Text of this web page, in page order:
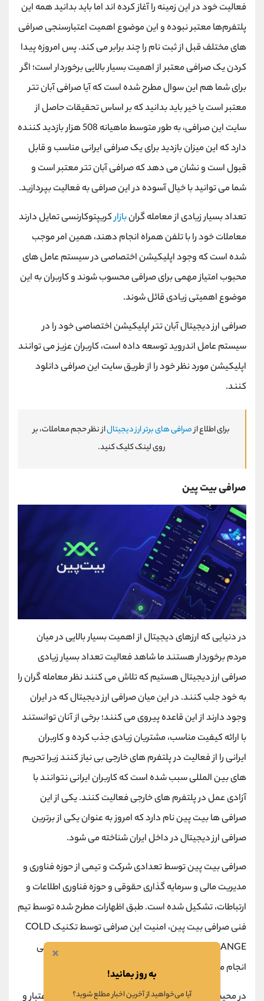
فعالیت خود در این زمینه را آغاز کرده اند اما باید بدانید همه این
پلتفرم‌ها معتبر نبوده و این موضوع اهمیت اعتبارسنجی صرافی
‌‌های مختلف قبل از ثبت نام را چند برابر می ‌کند. پس امروزه پیدا
کردن یک صرافی معتبر از اهمیت بسیار بالایی برخوردار است؛ اگر
برای شما هم این سوال مطرح شده است که آیا صرافی آبان تتر
معتبر است یا خیر باید بدانید که بر اساس تحقیقات حاصل از
سایت این صرافی، به طور متوسط ماهیانه 508 هزار بازدید کننده
دارد که این میزان بازدید برای یک صرافی ایرانی مناسب و قابل
قبول است و نشان می دهد که صرافی آبان تتر معتبر است و
شما می توانید با خیال آسوده در این صرافی به فعالیت بپردازید.
تعداد بسیار زیادی از معامله‌ گرانبازارکریپتوکارنسی تمایل دارند
معاملات خود را با تلفن همراه انجام دهند، همین امر موجب
شده است که وجود اپلیکیشن اختصاصی در سیستم عامل ‌‌های
محبوب امتیاز مهمی برای صرافی محسوب شوند و کاربران به این
موضوع اهمیتی زیادی قائل شوند.
صرافی ارز دیجیتال آبان تتر اپلیکیشن اختصاصی خود را در
سیستم عامل اندروید توسعه داده است، کاربران عزیز می‌ توانند
اپلیکیشن مورد نظر خود را از طریق سایت این صرافی دانلود
کنند.
برای اطلاع ازصرافی های برتر ارز دیجیتالاز نظر حجم معاملات، بر
روی لینک کلیک کنید.
صرافی بیت پین
در دنیایی که ارزهای دیجیتال از اهمیت بسیار بالایی در میان
مردم برخوردار هستند ما شاهد فعالیت تعداد بسیار زیادی
صرافی ارز دیجیتال هستیم که تلاش می کنند نظر معامله گران را
به خود جلب کنند. در این میان صرافی ارز دیجیتال که در ایران
وجود دارند از این قاعده پیروی می کنند؛ برخی از آنان توانستند
با ارائه کیفیت مناسب، مشتریان زیادی جذب کرده و کاربران
ایرانی را از فعالیت در پلتفرم‌ های خارجی بی‌ نیاز کنند زیرا تحریم
های بین المللی سبب شده است که کاربران ایرانی نتوانند با
آزادی عمل در پلتفرم های خارجی فعالیت کنند. یکی از این
صرافی ‌ها بیت پین نام دارد که امروز به عنوان یکی از برترین
صرافی ارز دیجیتال در داخل ایران شناخته می شود.
صرافی بیت پین توسط تعدادی شرکت و تیمی از حوزه فناوری و
مدیریت مالی و سرمایه گذاری حقوقی و حوزه‌ فناوری اطلاعات و
ارتباطات، تشکیل شده است. طبق اظهارات مطرح شده توسط تیم
فنی صرافی بیت پین، امنیت این صرافی توسط تکنیک COLD
STORANGE و فرآیند
صرافی بشکل دو عاملی
انجام می ‌شود.
در محیطی که امکان کلاهبرداری بسیار زیاد است بررسی اعتبار و
×
به روز بمانید!
آیا می‌خواهید از آخرین اخبار مطلع شوید؟